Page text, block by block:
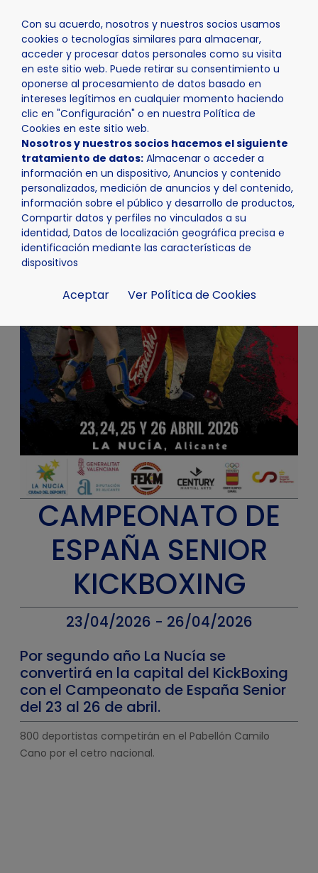
Con su acuerdo, nosotros y nuestros socios usamos
cookies o tecnologías similares para almacenar,
acceder y procesar datos personales como su visita
en este sitio web. Puede retirar su consentimiento u
oponerse al procesamiento de datos basado en
intereses legítimos en cualquier momento haciendo
clic en "Configuración" o en nuestra Política de
Cookies en este sitio web.
Nosotros y nuestros socios hacemos el siguiente
tratamiento de datos: Almacenar o acceder a
información en un dispositivo, Anuncios y contenido
personalizados, medición de anuncios y del contenido,
información sobre el público y desarrollo de productos,
Compartir datos y perfiles no vinculados a su
identidad, Datos de localización geográfica precisa e
identificación mediante las características de
dispositivos
Aceptar Ver Política de Cookies
Inicio Actualidad Agenda Campeonato de España
CAMPEONATO DE
ESPAÑA SENIOR
KICKBOXING
23/04/2026 - 26/04/2026
Por segundo año La Nucía se
convertirá en la capital del KickBoxing
con el Campeonato de España Senior
del 23 al 26 de abril.
800 deportistas competirán en el Pabellón Camilo
Cano por el cetro nacional.